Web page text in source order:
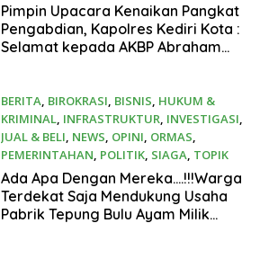
Pimpin Upacara Kenaikan Pangkat
Pengabdian, Kapolres Kediri Kota :
Selamat kepada AKBP Abraham
BERITA, BIROKRASI, BISNIS, HUKUM &
KRIMINAL, INFRASTRUKTUR, INVESTIGASI,
JUAL & BELI, NEWS, OPINI, ORMAS,
PEMERINTAHAN, POLITIK, SIAGA, TOPIK
28 Mei 2024
Ada Apa Dengan Mereka….!!!Warga
Terdekat Saja Mendukung Usaha
Pabrik Tepung Bulu Ayam Milik